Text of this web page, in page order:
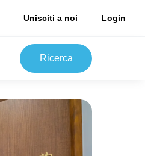
Unisciti a noi Login
Ricerca